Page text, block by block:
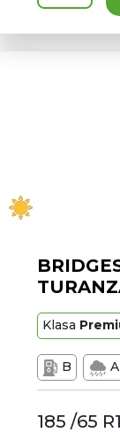
Klasa
B A
185 /65